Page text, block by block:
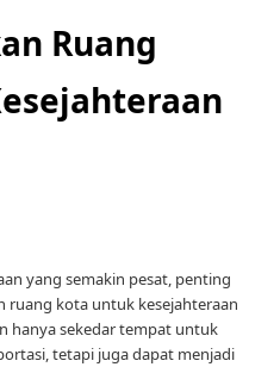
Ruang
yang semakin pesat, penting
ruang kota untuk kesejahteraan
hanya sekedar tempat untuk
tetapi juga dapat menjadi